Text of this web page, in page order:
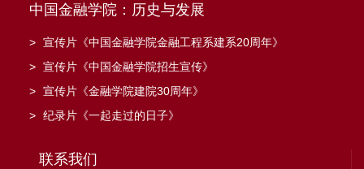
中国金融学院：历史与发展
> 宣传片《中国金融学院金融工程系建系20周年》
> 宣传片《中国金融学院招生宣传》
> 宣传片《金融学院建院30周年》
> 纪录片《一起走过的日子》
联系我们